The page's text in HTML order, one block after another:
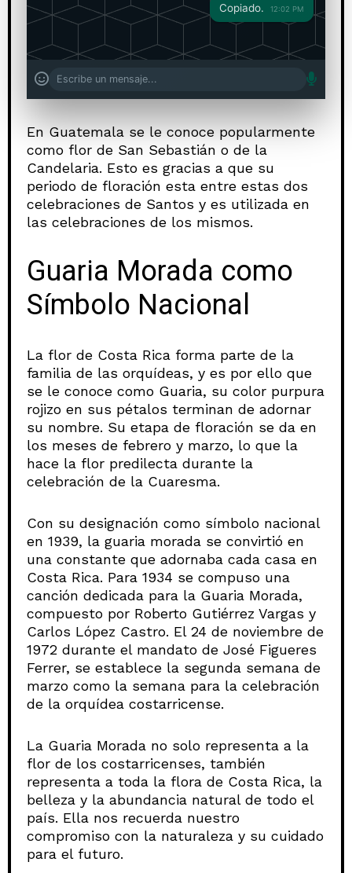
Copiado. 12:02 PM
En Guatemala se le conoce popularmente
como flor de San Sebastián o de la
Candelaria. Esto es gracias a que su
periodo de floración esta entre estas dos
celebraciones de Santos y es utilizada en
las celebraciones de los mismos.
Guaria Morada como
Símbolo Nacional
La flor de Costa Rica forma parte de la
familia de las orquídeas, y es por ello que
se le conoce como Guaria, su color purpura
rojizo en sus pétalos terminan de adornar
su nombre. Su etapa de floración se da en
los meses de febrero y marzo, lo que la
hace la flor predilecta durante la
celebración de la Cuaresma.
Con su designación como símbolo nacional
en 1939, la guaria morada se convirtió en
una constante que adornaba cada casa en
Costa Rica. Para 1934 se compuso una
canción dedicada para la Guaria Morada,
compuesto por Roberto Gutiérrez Vargas y
Carlos López Castro. El 24 de noviembre de
1972 durante el mandato de José Figueres
Ferrer, se establece la segunda semana de
marzo como la semana para la celebración
de la orquídea costarricense.
La Guaria Morada no solo representa a la
flor de los costarricenses, también
representa a toda la flora de Costa Rica, la
belleza y la abundancia natural de todo el
país. Ella nos recuerda nuestro
compromiso con la naturaleza y su cuidado
para el futuro.